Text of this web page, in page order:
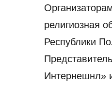
религиозная
Республики
Интернешнл»